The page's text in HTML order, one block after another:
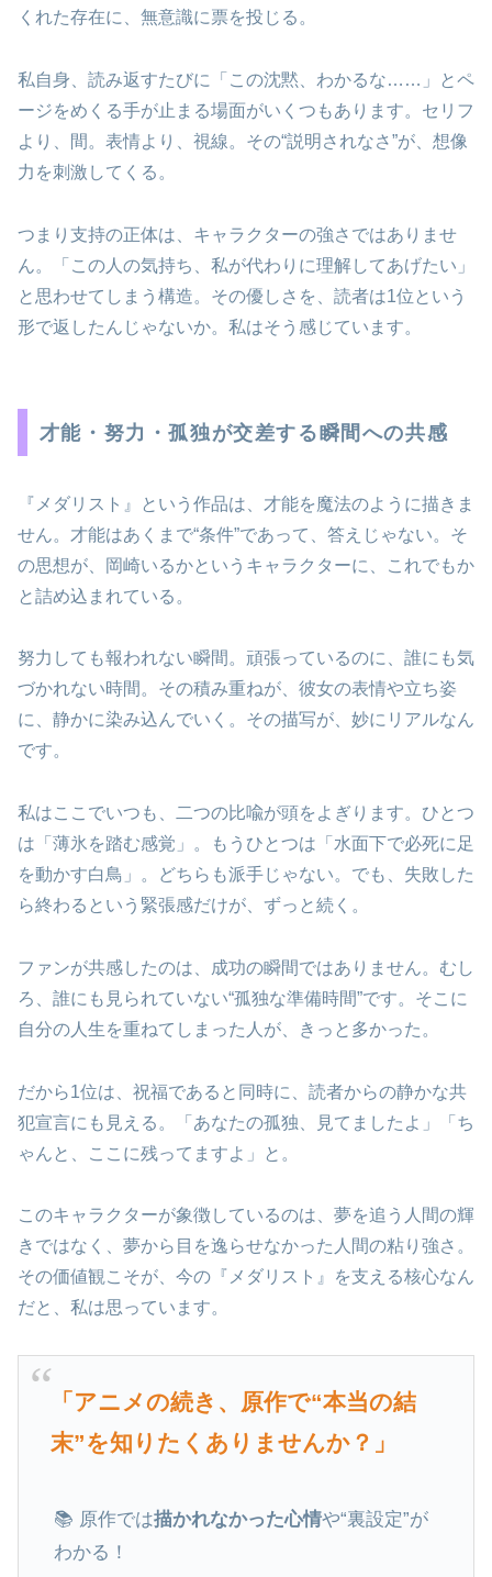
くれた存在に、無意識に票を投じる。
私自身、読み返すたびに「この沈黙、わかるな……」とペ
ージをめくる手が止まる場面がいくつもあります。セリフ
より、間。表情より、視線。その“説明されなさ”が、想像
力を刺激してくる。
つまり支持の正体は、キャラクターの強さではありませ
ん。「この人の気持ち、私が代わりに理解してあげたい」
と思わせてしまう構造。その優しさを、読者は1位という
形で返したんじゃないか。私はそう感じています。
才能・努力・孤独が交差する瞬間への共感
『メダリスト』という作品は、才能を魔法のように描きま
せん。才能はあくまで“条件”であって、答えじゃない。そ
の思想が、岡崎いるかというキャラクターに、これでもか
と詰め込まれている。
努力しても報われない瞬間。頑張っているのに、誰にも気
づかれない時間。その積み重ねが、彼女の表情や立ち姿
に、静かに染み込んでいく。その描写が、妙にリアルなん
です。
私はここでいつも、二つの比喩が頭をよぎります。ひとつ
は「薄氷を踏む感覚」。もうひとつは「水面下で必死に足
を動かす白鳥」。どちらも派手じゃない。でも、失敗した
ら終わるという緊張感だけが、ずっと続く。
ファンが共感したのは、成功の瞬間ではありません。むし
ろ、誰にも見られていない“孤独な準備時間”です。そこに
自分の人生を重ねてしまった人が、きっと多かった。
だから1位は、祝福であると同時に、読者からの静かな共
犯宣言にも見える。「あなたの孤独、見てましたよ」「ち
ゃんと、ここに残ってますよ」と。
このキャラクターが象徴しているのは、夢を追う人間の輝
きではなく、夢から目を逸らせなかった人間の粘り強さ。
その価値観こそが、今の『メダリスト』を支える核心なん
だと、私は思っています。
「アニメの続き、原作で“本当の結
末”を知りたくありませんか？」
📚 原作では描かれなかった心情や“裏設定”が
わかる！